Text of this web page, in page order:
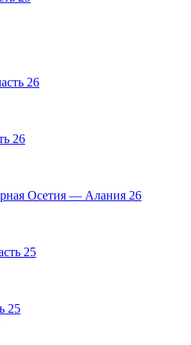
26
26
Осетия — Алания 26
25
25